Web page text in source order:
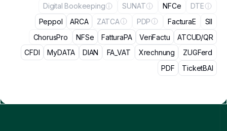
Digital Bookeeping
SUNAT NFCe
DTE
Peppol
ARCA ZATCA PDP FacturaE
SII
ChorusPro
NFSe FatturaPA VeriFactu
ATCUD/QR
CFDI
MyDATA DIAN FA_VAT Xrechnung
ZUGFerd
PDF
TicketBAI